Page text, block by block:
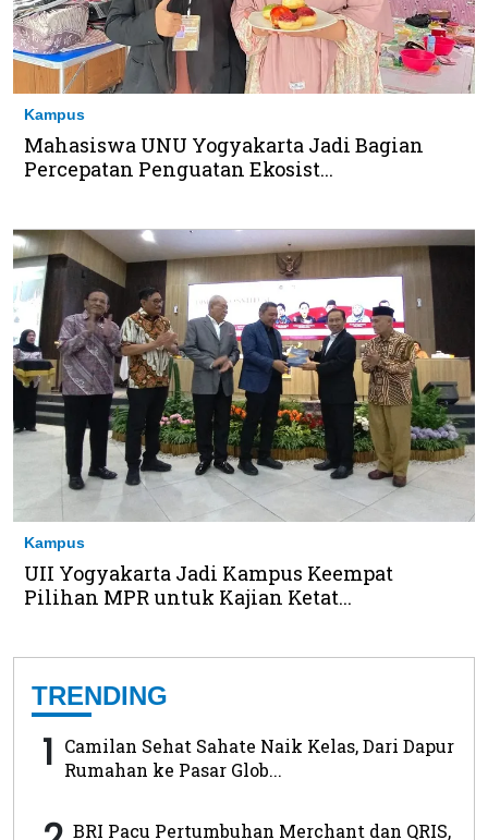
Kampus
Mahasiswa UNU Yogyakarta Jadi Bagian
Percepatan Penguatan Ekosist...
Kampus
UII Yogyakarta Jadi Kampus Keempat
Pilihan MPR untuk Kajian Ketat...
TRENDING
1 Camilan Sehat Sahate Naik Kelas, Dari Dapur
Rumahan ke Pasar Glob...
BRI Pacu Pertumbuhan Merchant dan QRIS,